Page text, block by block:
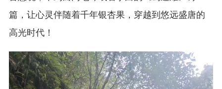
篇，让心灵伴随着千年银杏果，穿越到悠远盛唐的
高光时代！